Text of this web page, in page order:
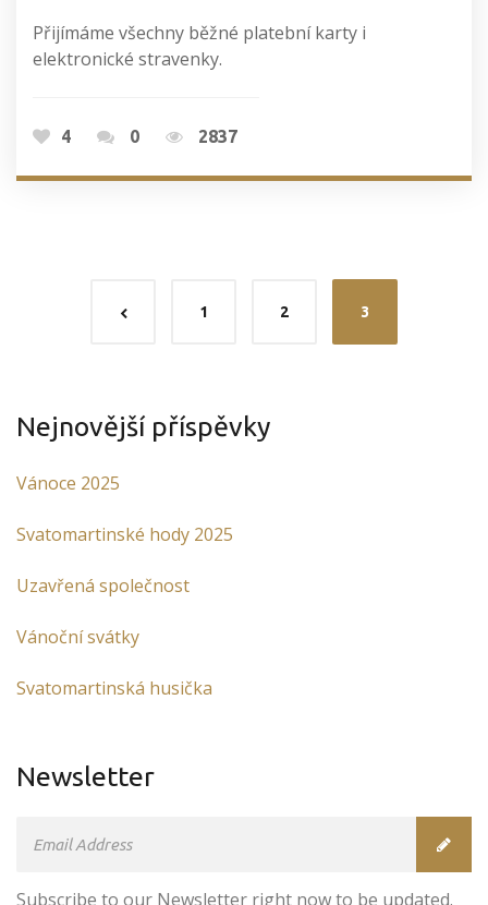
Přijímáme všechny běžné platební karty i
elektronické stravenky.
4 0 2837
1 2 3
Nejnovější příspěvky
Vánoce 2025
Svatomartinské hody 2025
Uzavřená společnost
Vánoční svátky
Svatomartinská husička
Newsletter
Subscribe to our Newsletter right now to be updated.